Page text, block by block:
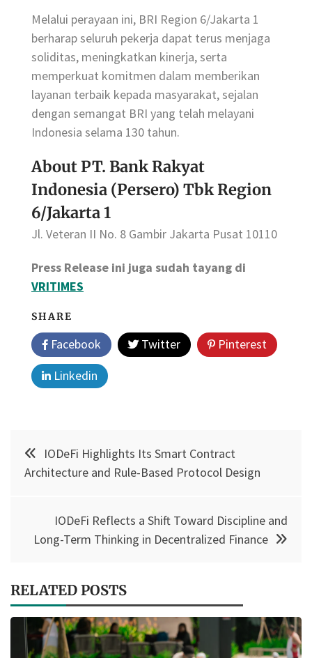
Melalui perayaan ini, BRI Region 6/Jakarta 1
berharap seluruh pekerja dapat terus menjaga
soliditas, meningkatkan kinerja, serta
memperkuat komitmen dalam memberikan
layanan terbaik kepada masyarakat, sejalan
dengan semangat BRI yang telah melayani
Indonesia selama 130 tahun.
About PT. Bank Rakyat
Indonesia (Persero) Tbk Region
6/Jakarta 1
Jl. Veteran II No. 8 Gambir Jakarta Pusat 10110
Press Release ini juga sudah tayang di
VRITIMES
SHARE
Facebook Twitter
Pinterest
Linkedin
Post
navigation
IODeFi Highlights Its Smart Contract
Architecture and Rule-Based Protocol Design
IODeFi Reflects a Shift Toward Discipline and
Long-Term Thinking in Decentralized Finance
RELATED POSTS